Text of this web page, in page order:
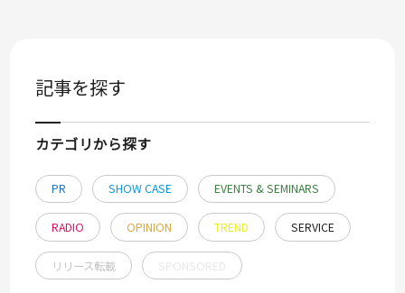
記事を探す
カテゴリから探す
PR SHOW CASE EVENTS & SEMINARS
RADIO OPINION TREND SERVICE
リリース転載